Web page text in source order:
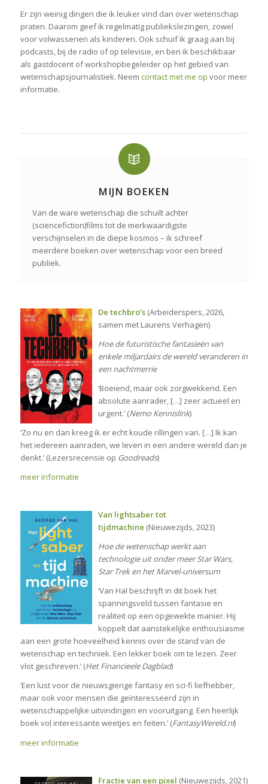
Er zijn weinig dingen die ik leuker vind dan over wetenschap
praten. Daarom geef ik regelmatig publiekslezingen, zowel
voor volwassenen als kinderen. Ook schuif ik graag aan bij
podcasts, bij de radio of op televisie, en ben ik beschikbaar
als gastdocent of workshopbegeleider op het gebied van
wetenschapsjournalistiek. Neem contact met me op voor meer
informatie.
MIJN BOEKEN
Van de ware wetenschap die schuilt achter
(sciencefiction)films tot de merkwaardigste
verschijnselen in de diepe kosmos – ik schreef
meerdere boeken over wetenschap voor een breed
publiek.
De techbro’s(Arbeiderspers, 2026,
samen met Laurens Verhagen)
Hoe de futuristische fantasieën van
enkele miljardairs de wereld veranderen in
een nachtmerrie
‘Boeiend, maar ook zorgwekkend. Een
absolute aanrader, […] zeer actueel en
urgent.’ (Nemo Kennislink)
‘Zo nu en dan kreeg ik er echt koude rillingen van. […] Ik kan
het iedereen aanraden, we leven in een andere wereld dan je
denkt.’ (Lezersrecensie op Goodreads)
meer informatie
Van lightsaber tot
tijdmachine (Nieuwezijds, 2023)
Hoe de wetenschap werkt aan
technologie uit onder meer Star Wars,
Star Trek en het Marvel-universum
‘Van Hal beschrijft in dit boek het
spanningsveld tussen fantasie en
realiteit op een opgewekte manier. Hij
koppelt dat aanstekelijke enthousiasme
aan een grote hoeveelheid kennis over de stand van de
wetenschap en techniek. Een lekker boek om te lezen. Zeer
vlot geschreven.’ (Het Financieele Dagblad)
‘Een lust voor de nieuwsgierige fantasy en sci-fi liefhebber,
maar ook voor mensen die geïnteresseerd zijn in
wetenschappelijke uitvindingen en vooruitgang. Een heerlijk
boek vol interessante weetjes en feiten.’ (FantasyWereld.nl)
meer informatie
Fractie van een pixel (Nieuwezijds, 2021)